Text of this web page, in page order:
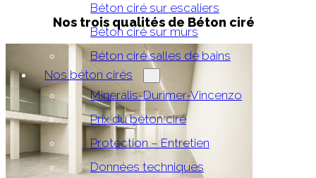
Béton ciré sur escaliers
Béton ciré sur murs
Béton ciré salles de bains
Nos béton cirés
Mineralis-Durimer-Vincenzo
Prix du béton ciré
Protection – Entretien
Données techniques
Nos trois qualités de Béton ciré